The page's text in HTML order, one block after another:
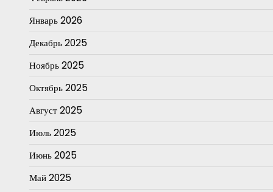
Январь 2026
Декабрь 2025
Ноябрь 2025
Октябрь 2025
Август 2025
Июль 2025
Июнь 2025
Май 2025